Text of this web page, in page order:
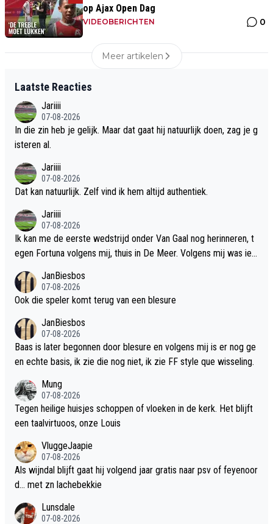
op Ajax Open Dag
VIDEOBERICHTEN 0
Meer artikelen
Laatste Reacties
Jariiii
07-08-2026
In die zin heb je gelijk. Maar dat gaat hij natuurlijk doen, zag je g
isteren al.
Jariiii
07-08-2026
Dat kan natuurlijk. Zelf vind ik hem altijd authentiek.
Jariiii
07-08-2026
Ik kan me de eerste wedstrijd onder Van Gaal nog herinneren, t
egen Fortuna volgens mij, thuis in De Meer. Volgens mij was ied
ogen naar huis.
JanBiesbos
07-08-2026
Ook die speler komt terug van een blesure
JanBiesbos
07-08-2026
Baas is later begonnen door blesure en volgens mij is er nog ge
en echte basis, ik zie die nog niet, ik zie FF style que wisseling.
Mung
07-08-2026
Tegen heilige huisjes schoppen of vloeken in de kerk. Het blijft
een taalvirtuoos, onze Louis
VluggeJaapie
07-08-2026
Als wijndal blijft gaat hij volgend jaar gratis naar psv of feyenoor
d... met zn lachebekkie
Lunsdale
07-08-2026